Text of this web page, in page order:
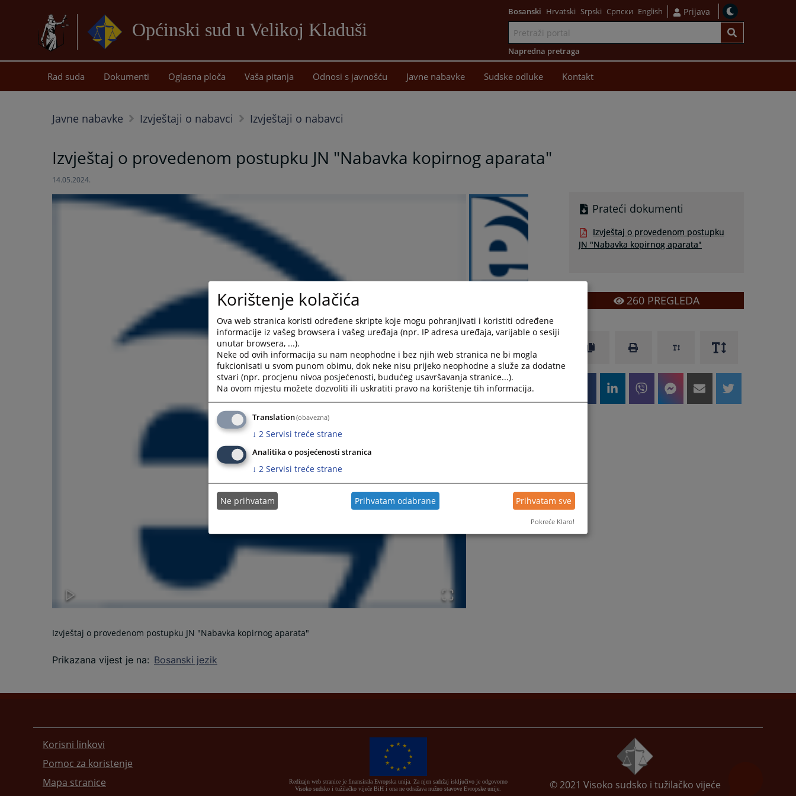
Općinski sud u Velikoj Kladuši
sadržaj
Bosanski Hrvatski Srpski Српски English Prijava
Napredna pretraga
Rad suda Dokumenti Oglasna ploča Vaša pitanja Odnosi s javnošću Javne nabavke Sudske odluke Kontakt
Javne nabavke Izvještaji o nabavci Izvještaji o nabavci
Izvještaj o provedenom postupku JN "Nabavka kopirnog aparata"
14.05.2024.
Izvještaj o provedenom postupku JN "Nabavka kopirnog aparata"
Prikazana vijest je na: Bosanski jezik
Prateći dokumenti
Izvještaj o provedenom postupku
JN "Nabavka kopirnog aparata"
260PREGLEDA
Korisni linkovi
Pomoc za koristenje
Mapa stranice
Redizajn web stranice je finansirala Evropska unija. Za njen sadržaj isključivo je odgovorno
Visoko sudsko i tužilačko vijeće BiH i ona ne odražava nužno stavove Evropske unije.
© 2021 Visoko sudsko i tužilačko vijeće
Korištenje kolačića
Ova web stranica koristi određene skripte koje mogu pohranjivati i koristiti određene
informacije iz vašeg browsera i vašeg uređaja (npr. IP adresa uređaja, varijable o sesiji
unutar browsera, ...).
Neke od ovih informacija su nam neophodne i bez njih web stranica ne bi mogla
fukcionisati u svom punom obimu, dok neke nisu prijeko neophodne a služe za dodatne
stvari (npr. procjenu nivoa posjećenosti, budućeg usavršavanja stranice...).
Na ovom mjestu možete dozvoliti ili uskratiti pravo na korištenje tih informacija.
Translation(obavezna)
↓ 2 Servisi treće strane
Analitika o posjećenosti stranica
↓ 2 Servisi treće strane
Ne prihvatam Prihvatam odabrane Prihvatam sve
Pokreće Klaro!